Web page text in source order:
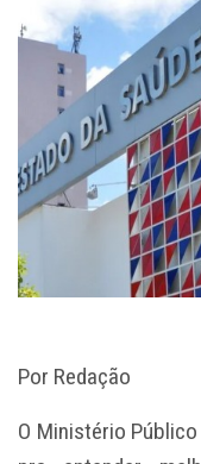
Por Redação
O Ministério